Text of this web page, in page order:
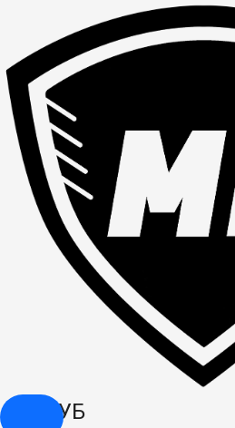
КЛУБ
Hamburger Toggle Menu